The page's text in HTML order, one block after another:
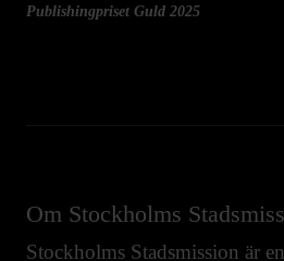
Publishingpriset Guld 2025
Om Stockholms
Stockholms Stadsmission är